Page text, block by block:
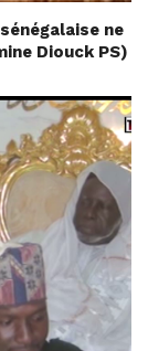
ne
Diouck PS)